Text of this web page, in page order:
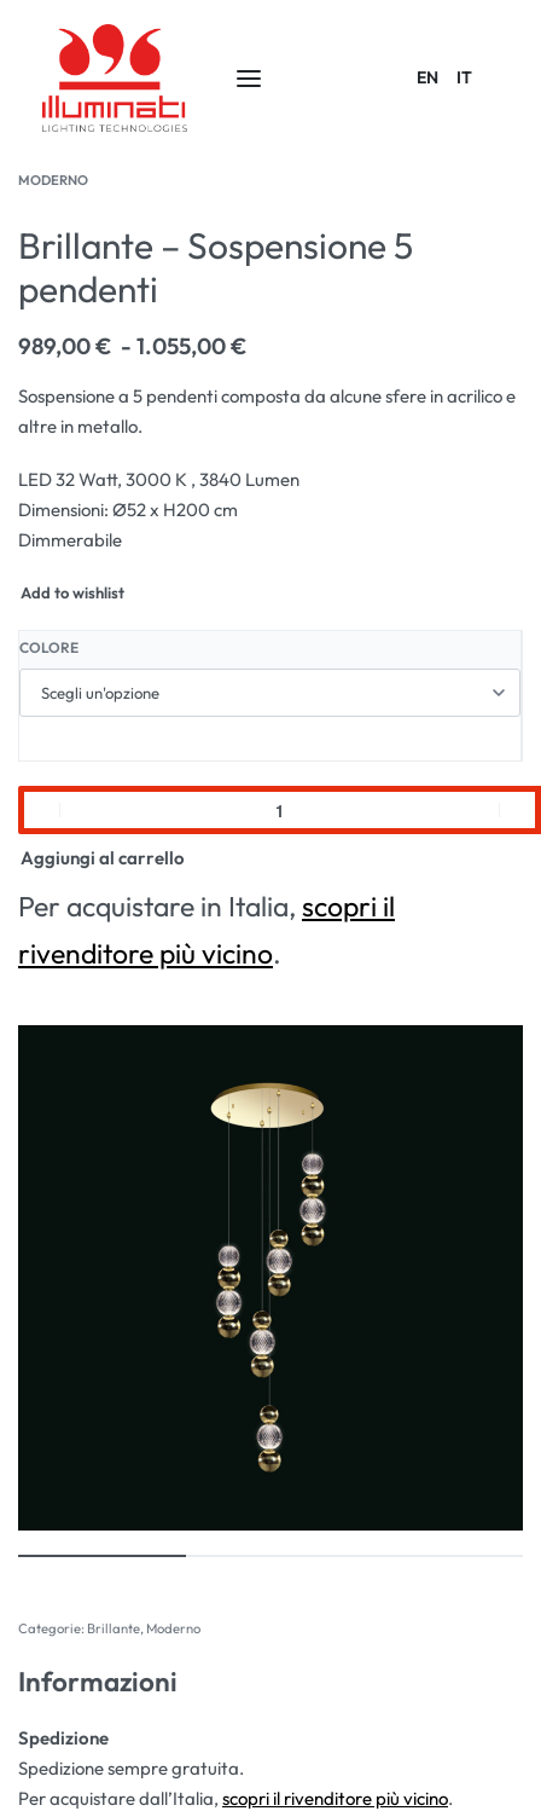
EN IT
MODERNO
Brillante – Sospensione 5
pendenti
989,00€ 1.055,00€
Sospensione a 5 pendenti composta da alcune sfere in acrilico e
altre in metallo.
LED 32 Watt, 3000 K , 3840 Lumen
Dimensioni: Ø52 x H200 cm
Dimmerabile
Add to wishlist
COLORE
Aggiungi al carrello
Per acquistare in Italia, scopri il
rivenditore più vicino.
Categorie: Brillante, Moderno
Informazioni
Spedizione
Spedizione sempre gratuita.
Per acquistare dall’Italia, scopri il rivenditore più vicino.